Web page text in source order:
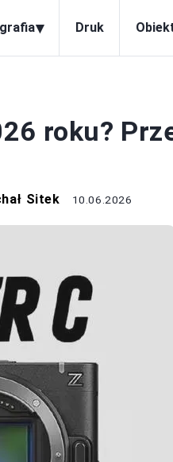
▾ Druk
roku?
Sitek 10.06.2026